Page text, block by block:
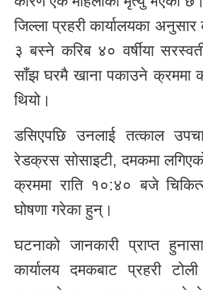
जिल्ला प्रहरी कार्यालयका
३ बस्ने करिब ४० वर्षीया
साँझ घरमै खाना पकाउने क्रममा
थियो।
डसिएपछि उनलाई तत्काल
रेडक्रस सोसाइटी, दमकमा
क्रममा राति १०:४० बजे
घोषणा गरेका हुन्।
घटनाको जानकारी प्राप्त
कार्यालय दमकबाट प्रहरी